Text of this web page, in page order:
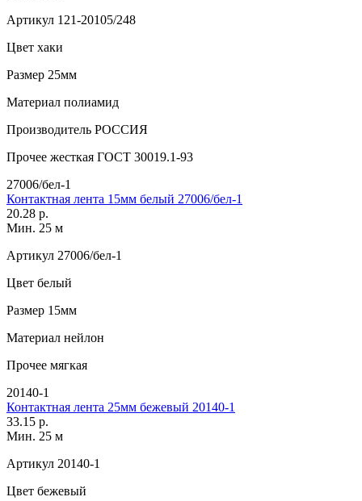
Артикул 121-20105/248
Цвет хаки
Размер 25мм
Материал полиамид
Производитель РОССИЯ
Прочее жесткая ГОСТ 30019.1-93
27006/бел-1
Контактная лента 15мм белый 27006/бел-1
20.28 р.
Мин. 25 м
Артикул 27006/бел-1
Цвет белый
Размер 15мм
Материал нейлон
Прочее мягкая
20140-1
Контактная лента 25мм бежевый 20140-1
33.15 р.
Мин. 25 м
Артикул 20140-1
Цвет бежевый